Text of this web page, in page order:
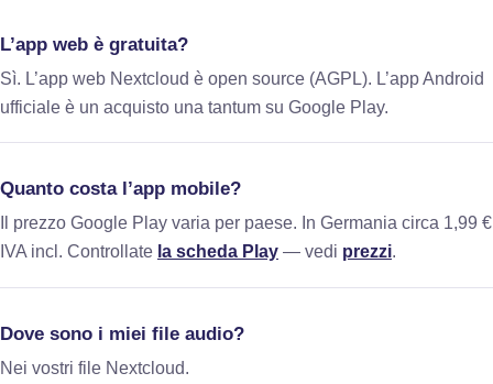
L’app web è gratuita?
Sì. L’app web Nextcloud è open source (AGPL). L’app Android
ufficiale è un acquisto una tantum su Google Play.
Quanto costa l’app mobile?
Il prezzo Google Play varia per paese. In Germania circa 1,99 €
IVA incl. Controllate la scheda Play — vedi prezzi.
Dove sono i miei file audio?
Nei vostri file Nextcloud.